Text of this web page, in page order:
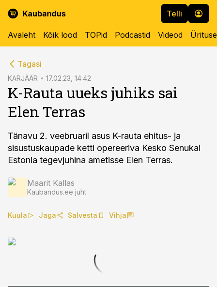
Telli
Avaleht Kõik lood TOPid Podcastid Videod
Tagasi
KARJÄÄR 17.02.23, 14:42
K-Rauta uueks juhiks sai
Elen Terras
Tänavu 2. veebruaril asus K-rauta ehitus- ja
sisustuskaupade ketti opereeriva Kesko Senukai
Estonia tegevjuhina ametisse Elen Terras.
Maarit Kallas
Kaubandus.ee juht
Kuula Jaga Salvesta Vihja